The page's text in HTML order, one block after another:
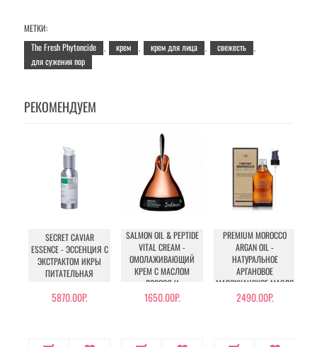
МЕТКИ:
The Fresh Phytoncide
крем крем для лица свежесть
для сужения пор
РЕКОМЕНДУЕМ
SECRET CAVIAR
ESSENCE - ЭССЕНЦИЯ С
ЭКСТРАКТОМ ИКРЫ
ПИТАТЕЛЬНАЯ
5870.00Р.
SALMON OIL & PEPTIDE
VITAL CREAM -
ОМОЛАЖИВАЮЩИЙ
КРЕМ С МАСЛОМ
ЛОСОСЯ И
ПЕПТИДАМИ
1650.00Р.
PREMIUM MOROCCO
ARGAN OIL -
НАТУРАЛЬНОЕ
АРГАНОВОЕ
МАРОККАНСКОЕ МАСЛО
ДЛЯ ВОЛОС
2490.00Р.